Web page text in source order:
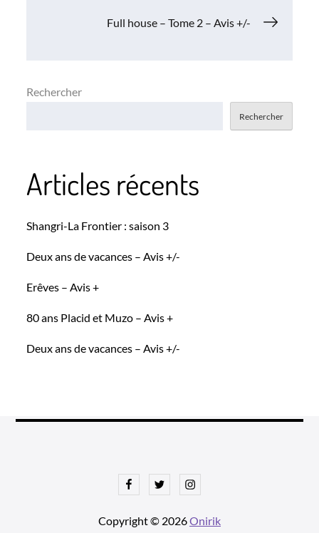
Full house – Tome 2 – Avis +/-
Rechercher
Rechercher
Articles récents
Shangri-La Frontier : saison 3
Deux ans de vacances – Avis +/-
Erêves – Avis +
80 ans Placid et Muzo – Avis +
Deux ans de vacances – Avis +/-
FacebookTwitterInstagram
Copyright © 2026Onirik